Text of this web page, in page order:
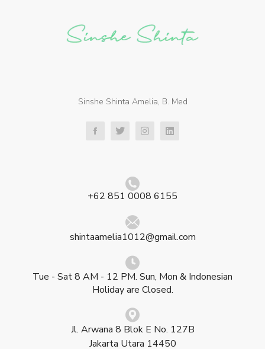
Sinshe Shinta Amelia, B. Med
+62 851 0008 6155
shintaamelia1012@gmail.com
Tue - Sat 8 AM - 12 PM. Sun, Mon & Indonesian
Holiday are Closed.
Jl. Arwana 8 Blok E No. 127B
Jakarta Utara 14450